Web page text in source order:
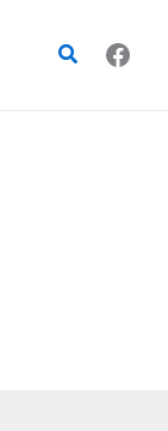
Rechercher